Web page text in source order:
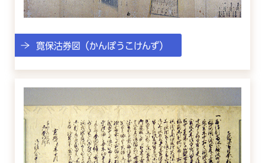
寛保沽券図（かんぽうこけんず）